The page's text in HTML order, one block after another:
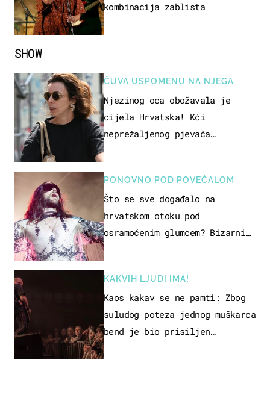
SHOW
ČUVA USPOMENU NA NJEGA
Njezinog oca obožavala je
cijela Hrvatska! Kći
neprežaljenog pjevača
PONOVNO POD POVEĆALOM
Što se sve događalo na
hrvatskom otoku pod
osramoćenim glumcem? Bizarni
KAKVIH LJUDI IMA!
Kaos kakav se ne pamti: Zbog
suludog poteza jednog muškarca
bend je bio prisiljen
kombinacija zablista